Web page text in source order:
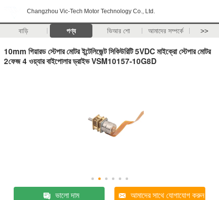
Changzhou Vic-Tech Motor Technology Co., Ltd.
বাড়ি পণ্য ভিআর শো আমাদের সম্পর্কে >>
10mm গিয়ারড স্টেপার মোটর ইন্টেলিজেন্ট সিকিউরিটি 5VDC মাইক্রো স্টেপার মোটর
2ফেজ 4 ওয়্যার বাইপোলার ড্রাইভ VSM10157-10G8D
ভালো দাম আমাদের সাথে যোগাযোগ করুন